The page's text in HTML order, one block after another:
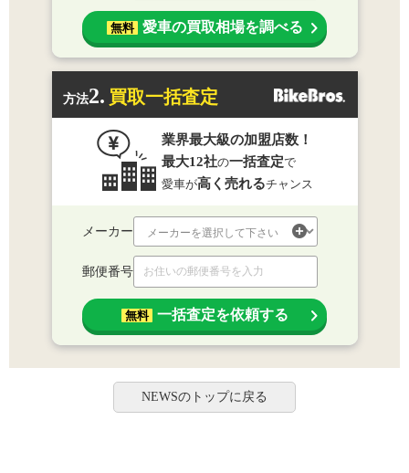
無料 愛車の買取相場を調べる
方法2. 買取一括査定
業界最大級の加盟店数！
最大12社の一括査定で
愛車が高く売れるチャンス
メーカー
郵便番号
無料 一括査定を依頼する
NEWSのトップに戻る